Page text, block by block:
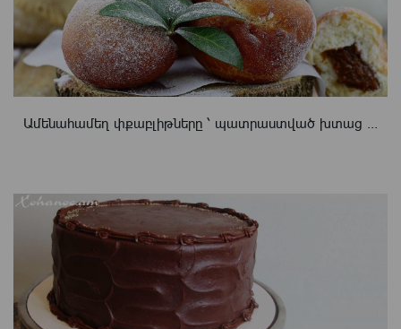
Ամենահամեղ փքաբլիթները ՝ պատրաստված խտաց ...